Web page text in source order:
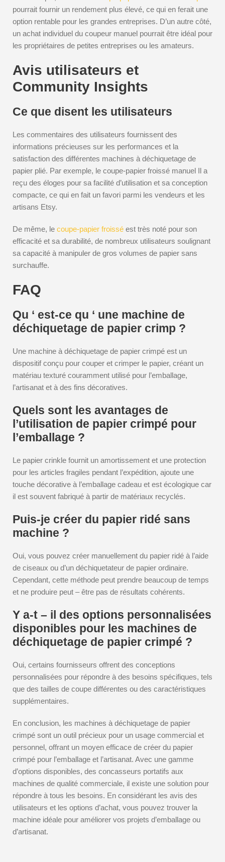
pourrait fournir un rendement plus élevé, ce qui en ferait une
option rentable pour les grandes entreprises. D’un autre côté,
un achat individuel du coupeur manuel pourrait être idéal pour
les propriétaires de petites entreprises ou les amateurs.
Avis utilisateurs et
Community Insights
Ce que disent les utilisateurs
Les commentaires des utilisateurs fournissent des
informations précieuses sur les performances et la
satisfaction des différentes machines à déchiquetage de
papier plié. Par exemple, le coupe-papier froissé manuel Il a
reçu des éloges pour sa facilité d’utilisation et sa conception
compacte, ce qui en fait un favori parmi les vendeurs et les
artisans Etsy.
De même, le coupe-papier froissé est très noté pour son
efficacité et sa durabilité, de nombreux utilisateurs soulignant
sa capacité à manipuler de gros volumes de papier sans
surchauffe.
FAQ
Qu ‘ est-ce qu ‘ une machine de
déchiquetage de papier crimp ?
Une machine à déchiquetage de papier crimpé est un
dispositif conçu pour couper et crimper le papier, créant un
matériau texturé couramment utilisé pour l’emballage,
l’artisanat et à des fins décoratives.
Quels sont les avantages de
l’utilisation de papier crimpé pour
l’emballage ?
Le papier crinkle fournit un amortissement et une protection
pour les articles fragiles pendant l’expédition, ajoute une
touche décorative à l’emballage cadeau et est écologique car
il est souvent fabriqué à partir de matériaux recyclés.
Puis-je créer du papier ridé sans
machine ?
Oui, vous pouvez créer manuellement du papier ridé à l’aide
de ciseaux ou d’un déchiquetateur de papier ordinaire.
Cependant, cette méthode peut prendre beaucoup de temps
et ne produire peut – être pas de résultats cohérents.
Y a-t – il des options personnalisées
disponibles pour les machines de
déchiquetage de papier crimpé ?
Oui, certains fournisseurs offrent des conceptions
personnalisées pour répondre à des besoins spécifiques, tels
que des tailles de coupe différentes ou des caractéristiques
supplémentaires.
En conclusion, les machines à déchiquetage de papier
crimpé sont un outil précieux pour un usage commercial et
personnel, offrant un moyen efficace de créer du papier
crimpé pour l’emballage et l’artisanat. Avec une gamme
d’options disponibles, des concasseurs portatifs aux
machines de qualité commerciale, il existe une solution pour
répondre à tous les besoins. En considérant les avis des
utilisateurs et les options d’achat, vous pouvez trouver la
machine idéale pour améliorer vos projets d’emballage ou
d’artisanat.